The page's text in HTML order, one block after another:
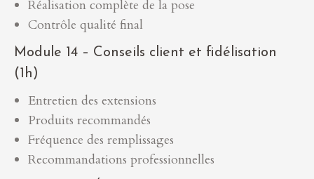
Réalisation complète de la pose
Contrôle qualité final
Module 14 – Conseils client et fidélisation
(1h)
Entretien des extensions
Produits recommandés
Fréquence des remplissages
Recommandations professionnelles